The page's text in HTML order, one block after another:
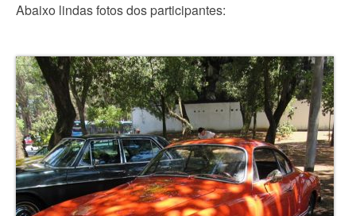
Abaixo lindas fotos dos participantes: